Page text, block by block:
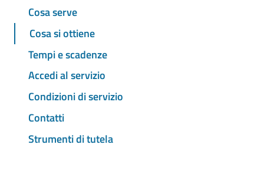
Cosa serve
Cosa si ottiene
Tempi e scadenze
Accedi al servizio
Condizioni di servizio
Contatti
Strumenti di tutela